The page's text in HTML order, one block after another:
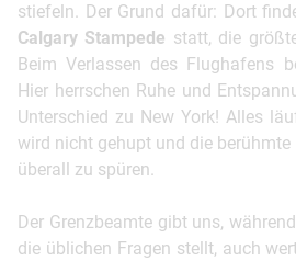
stiefeln. Der Grund dafür: Dort
Calgary Stampede statt, die
Beim Verlassen des Flughafens
Hier herrschen Ruhe und
Unterschied zu New York! Alles
wird nicht gehupt und die
überall zu spüren.
Der Grenzbeamte gibt uns,
die üblichen Fragen stellt, auch